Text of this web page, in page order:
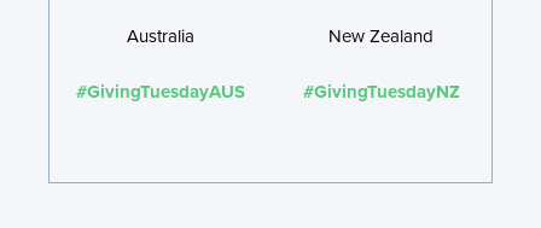
Australia
#GivingTuesdayAUS
New Zealand
#GivingTuesdayNZ